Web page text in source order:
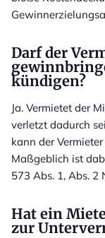
Darf der
kündigen?
Ja. Vermietet der
verletzt dadurch
kann der
Maßgeblich ist
573 Abs. 1, Abs. 2
Hat ein
zur